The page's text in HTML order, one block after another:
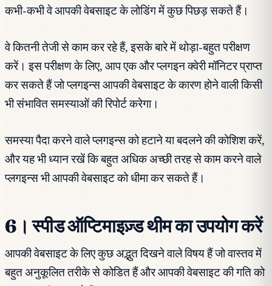
कभी-कभी वे आपकी वेबसाइट के लोडिंग में कुछ पिछड़ सकते हैं।
वे कितनी तेजी से काम कर रहे हैं, इसके बारे में थोड़ा-बहुत परीक्षण
करें। इस परीक्षण के लिए, आप एक और प्लगइन क्वेरी मॉनिटर प्राप्त
कर सकते हैं जो प्लगइन्स आपकी वेबसाइट के कारण होने वाली किसी
भी संभावित समस्याओं की रिपोर्ट करेगा।
समस्या पैदा करने वाले प्लगइन्स को हटाने या बदलने की कोशिश करें,
और यह भी ध्यान रखें कि बहुत अधिक अच्छी तरह से काम करने वाले
प्लगइन्स भी आपकी वेबसाइट को धीमा कर सकते हैं।
6। स्पीड ऑप्टिमाइज़्ड थीम का उपयोग करें
आपकी वेबसाइट के लिए कुछ अद्भुत दिखने वाले विषय हैं जो वास्तव में
बहुत अनुकूलित तरीके से कोडित हैं और आपकी वेबसाइट की गति को